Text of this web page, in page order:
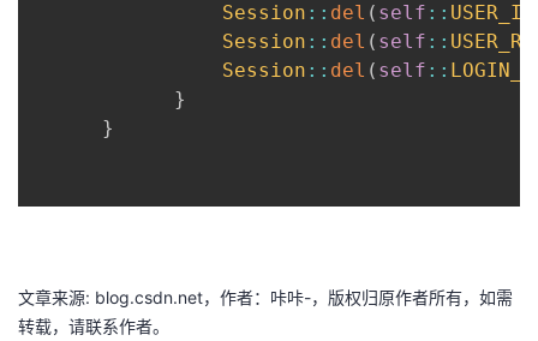
Session :: del ( self ::
Session :: del ( self ::
Session :: del ( self ::
}
}
文章来源: blog.csdn.net，作者：咔咔-，版权归原作者所有，如需
转载，请联系作者。